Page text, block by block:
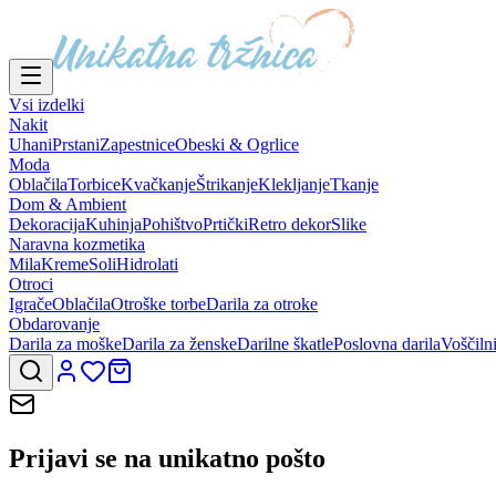
Vsi izdelki
Nakit
UhaniPrstaniZapestniceObeski & Ogrlice
Moda
OblačilaTorbiceKvačkanjeŠtrikanjeKlekljanjeTkanje
Dom & Ambient
DekoracijaKuhinjaPohištvoPrtičkiRetro dekorSlike
Naravna kozmetika
MilaKremeSoliHidrolati
Otroci
IgračeOblačilaOtroške torbeDarila za otroke
Obdarovanje
Darila za moškeDarila za ženskeDarilne škatlePoslovna darila
Prijavi se na unikatno pošto